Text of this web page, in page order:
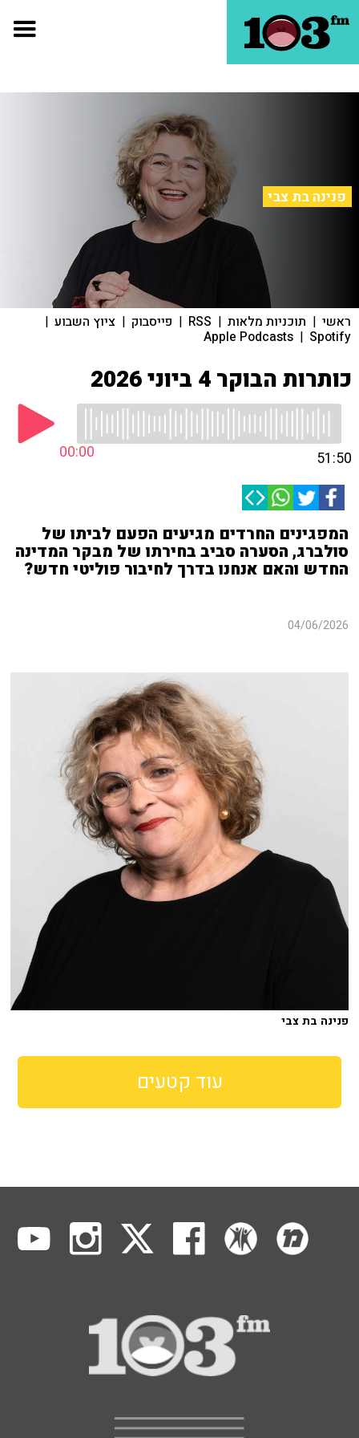
פנינה בת צבי
ראשי | תוכניות מלאות |
RSS
| פייסבוק | ציוץ השבוע |
Spotify
|
Apple Podcasts
כותרות הבוקר 4 ביוני 2026
00:00 51:50
המפגינים החרדים מגיעים הפעם לביתו של
סולברג, הסערה סביב בחירתו של מבקר המדינה
החדש והאם אנחנו בדרך לחיבור פוליטי חדש?
04/06/2026
פנינה בת צבי
עוד קטעים